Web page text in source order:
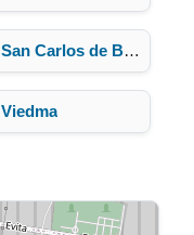
San Carlos de Bariloche
Viedma